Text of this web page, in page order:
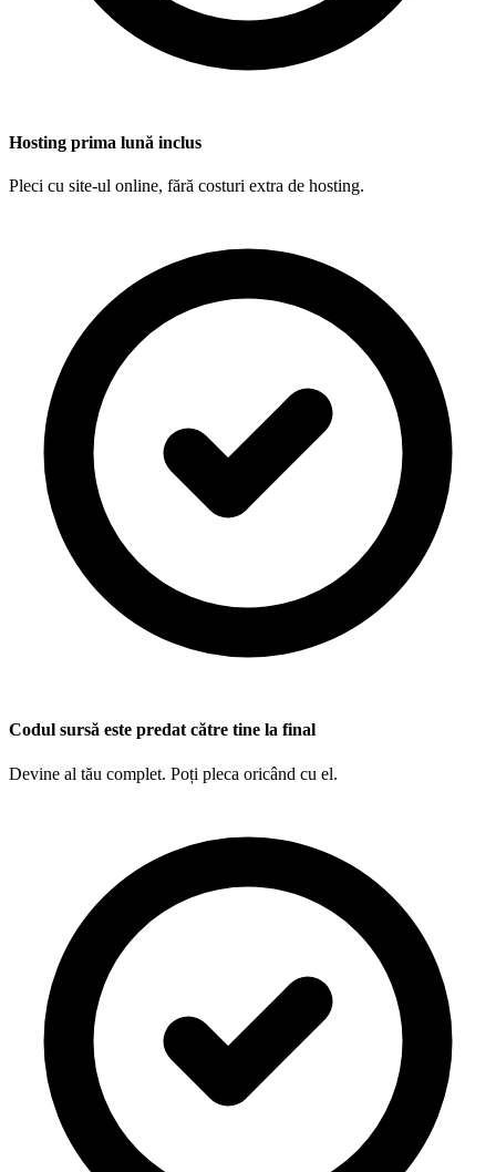
Hosting prima lună inclus
Pleci cu site-ul online, fără costuri extra de hosting.
Codul sursă este predat către tine la final
Devine al tău complet. Poți pleca oricând cu el.